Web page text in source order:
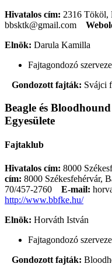
Hivatalos cím: 2316
bbsktk@gmail.com
Elnök: Darula Kamilla
Fajtagondozó
Gondozott fajták: Svájci
Beagle és
Egyesülete
Fajtaklub
Hivatalos cím: 8000
cím: 8000 Székesfehérvár,
70/457-2760
E-mail:
http://www.bbfke.hu/
Elnök: Horváth István
Fajtagondozó
Gondozott fajták: